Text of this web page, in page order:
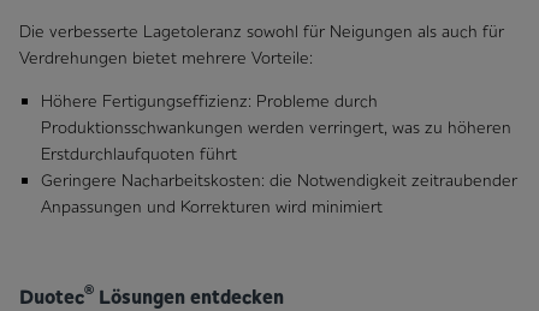
Die verbesserte Lagetoleranz sowohl für Neigungen als auch für
Verdrehungen bietet mehrere Vorteile:
Höhere Fertigungseffizienz: Probleme durch
Produktionsschwankungen werden verringert, was zu höheren
Erstdurchlaufquoten führt
Geringere Nacharbeitskosten: die Notwendigkeit zeitraubender
Anpassungen und Korrekturen wird minimiert
Duotec® Lösungen entdecken